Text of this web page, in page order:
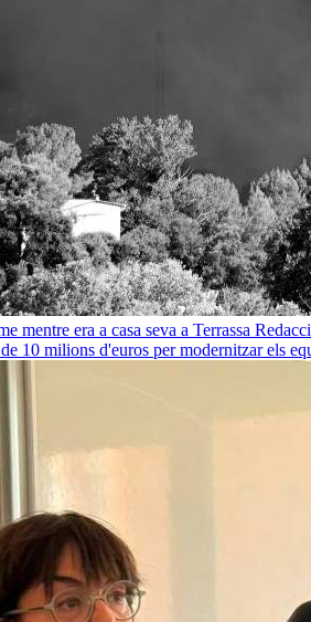
mentre era a casa seva a Terrassa
10 milions d'euros per modernitzar els